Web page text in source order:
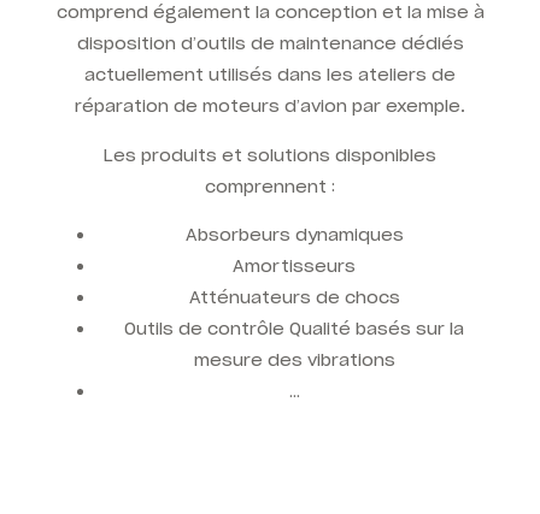
comprend également la conception et la mise à
disposition d’outils de maintenance dédiés
actuellement utilisés dans les ateliers de
réparation de moteurs d’avion par exemple.
Les produits et solutions disponibles
comprennent :
Absorbeurs dynamiques
Amortisseurs
Atténuateurs de chocs
Outils de contrôle Qualité basés sur la
mesure des vibrations
…